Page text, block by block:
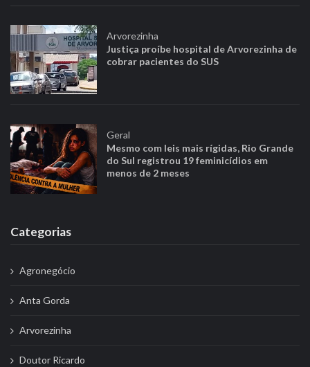
ã
o
p
o
r
p
o
s
t
s
Arvorezinha
Justiça proíbe hospital de Arvorezinha de
cobrar pacientes do SUS
Geral
Mesmo com leis mais rígidas, Rio Grande
do Sul registrou 19 feminicídios em
menos de 2 meses
Categorias
Agronegócio
Anta Gorda
Arvorezinha
Doutor Ricardo